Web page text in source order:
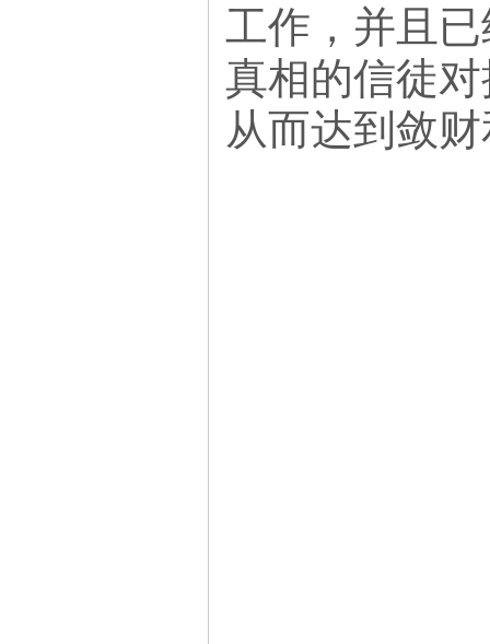
工作，并且
真相的信徒
从而达到敛